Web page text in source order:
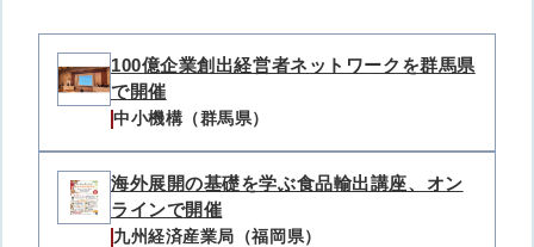
100億企業創出経営者ネットワークを群馬県
で開催
中小機構（群馬県）
海外展開の基礎を学ぶ食品輸出講座、オン
ラインで開催
九州経済産業局（福岡県）